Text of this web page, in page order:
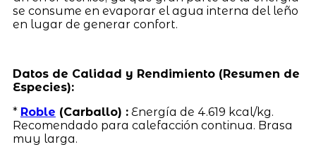
se consume en evaporar el agua interna del leño
en lugar de generar confort.
Datos de Calidad y Rendimiento (Resumen de
Especies):
* Roble (Carballo) :Energía de 4.619 kcal/kg.
Recomendado para calefacción continua. Brasa
muy larga.